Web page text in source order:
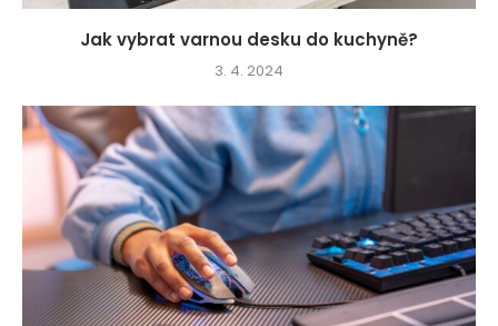
Jak vybrat varnou desku do kuchyně?
3. 4. 2024